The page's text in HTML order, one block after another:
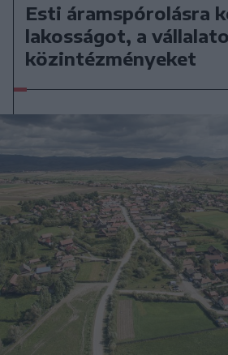
Esti áramspórolásra
lakosságot, a
közintézményeket